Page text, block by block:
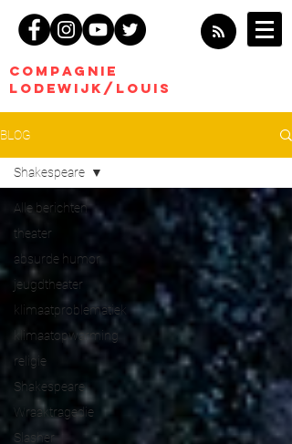
COMPagnie
Lodewijk/Louis
BLOG
Alle berichten
theater
absurde humor
jeugdtheater
klimaatproblematiek
klimaatopwarming
religie
Shakespeare
Wraaktragedie
Slasher
Shakespeare